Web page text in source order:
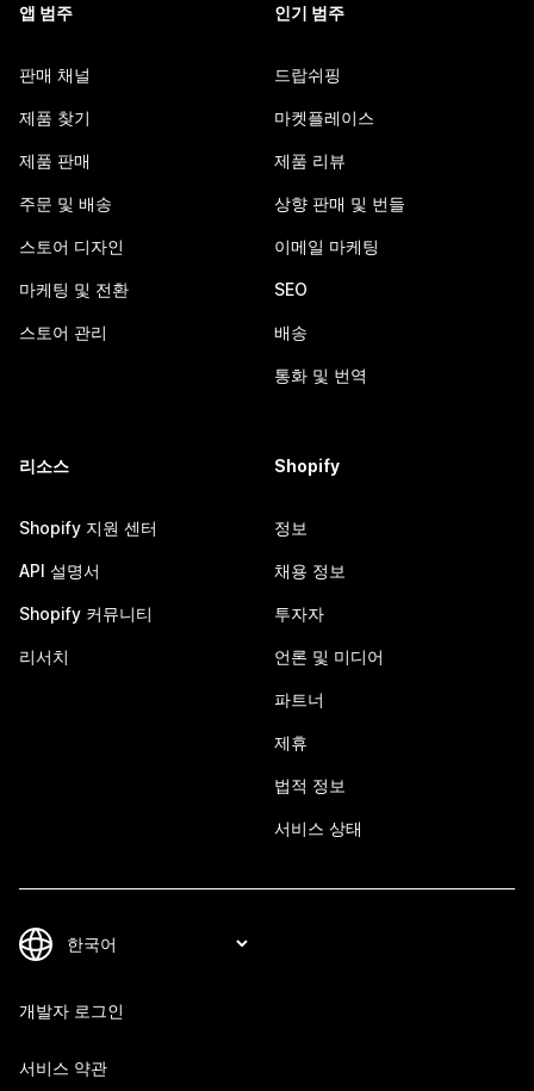
앱 범주
판매 채널
제품 찾기
제품 판매
주문 및 배송
스토어 디자인
마케팅 및 전환
스토어 관리
인기 범주
드랍쉬핑
마켓플레이스
제품 리뷰
상향 판매 및 번들
이메일 마케팅
SEO
배송
통화 및 번역
리소스
Shopify 지원 센터
API 설명서
Shopify 커뮤니티
리서치
Shopify
정보
채용 정보
투자자
언론 및 미디어
파트너
제휴
법적 정보
서비스 상태
개발자 로그인
서비스 약관